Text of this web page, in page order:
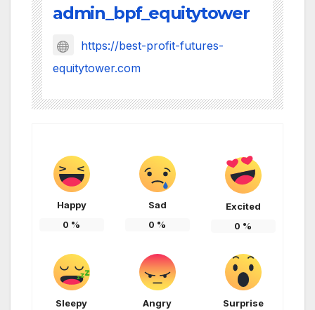
admin_bpf_equitytower
https://best-profit-futures-
equitytower.com
Happy
0 %
Sad
0 %
Excited
0 %
Sleepy Angry Surprise